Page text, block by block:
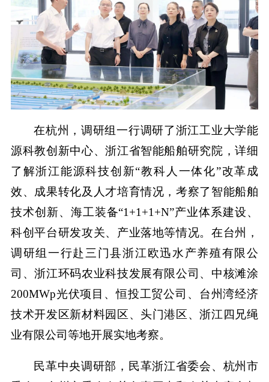
在杭州，调研组一行调研了浙江工业大学能
源科教创新中心、浙江省智能船舶研究院，详细
了解浙江能源科技创新“教科人一体化”改革成
效、成果转化及人才培育情况，考察了智能船舶
技术创新、海工装备“1+1+1+N”产业体系建设、
科创平台研发攻关、产业落地等情况。在台州，
调研组一行赴三门县浙江欧迅水产养殖有限公
司、浙江环码农业科技发展有限公司、中核滩涂
200MWp光伏项目、恒投工贸公司、台州湾经济
技术开发区新材料园区、头门港区、浙江四兄绳
业有限公司等地开展实地考察。
民革中央调研部，民革浙江省委会、杭州市